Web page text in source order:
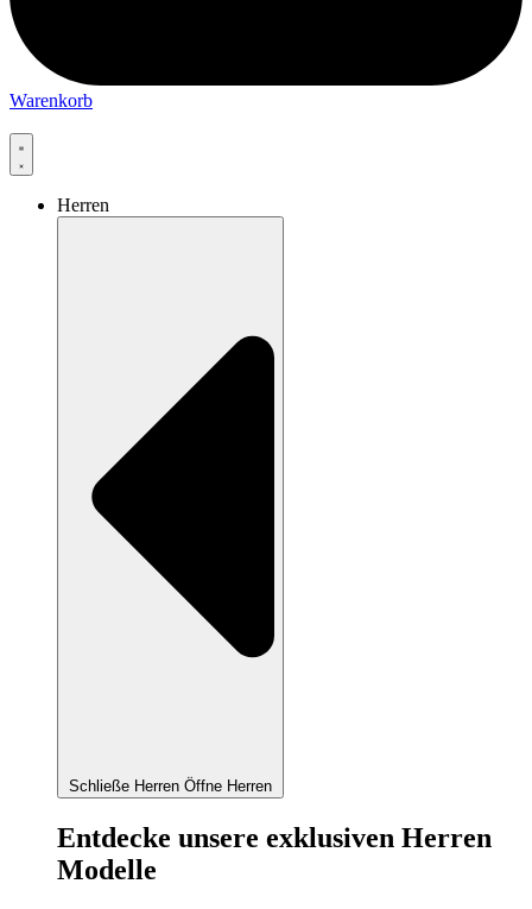
Warenkorb
Herren
Schließe Herren Öffne Herren
Entdecke unsere exklusiven Herren
Modelle